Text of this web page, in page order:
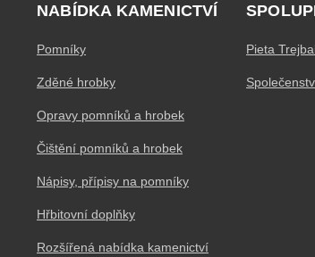
NABÍDKA KAMENICTVÍ
Pomníky
Zděné hrobky
Opravy pomníků a hrobek
Čištění pomníků a hrobek
Nápisy, přípisy na pomníky
Hřbitovní doplňky
Rozšířená nabídka kamenictví
Pieta